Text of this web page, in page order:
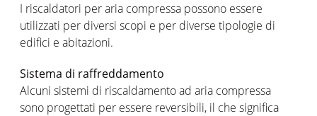
I riscaldatori per aria compressa possono essere
utilizzati per diversi scopi e per diverse tipologie di
edifici e abitazioni.
Sistema di raffreddamento
Alcuni sistemi di riscaldamento ad aria compressa
sono progettati per essere reversibili, il che significa